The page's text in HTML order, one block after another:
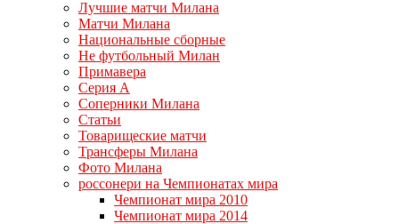
Лучшие матчи Милана
Матчи Милана
Национальные сборные
Не футбольный Милан
Примавера
Серия А
Соперники Милана
Статьи
Товарищеские матчи
Трансферы Милана
Фото Милана
россонери на Чемпионатах мира
Чемпионат мира 2010
Чемпионат мира 2014